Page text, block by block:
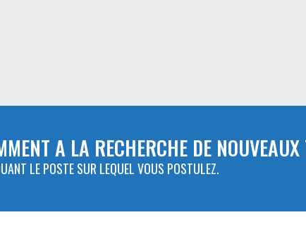
A LA RECHERCHE DE NOUVEAUX
LE POSTE SUR LEQUEL VOUS POSTULEZ.